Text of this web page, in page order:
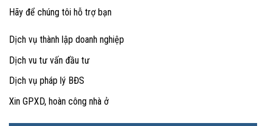
Hãy để chúng tôi hỗ trợ bạn
Dịch vụ thành lập doanh nghiệp
Dịch vu tư vấn đầu tư
Dịch vụ pháp lý BĐS
Xin GPXD, hoàn công nhà ở